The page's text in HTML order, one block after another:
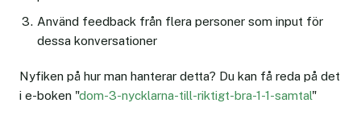
Använd feedback från flera personer som input för
dessa konversationer
Nyfiken på hur man hanterar detta? Du kan få reda på det
i e-boken "dom-3-nycklarna-till-riktigt-bra-1-1-samtal"